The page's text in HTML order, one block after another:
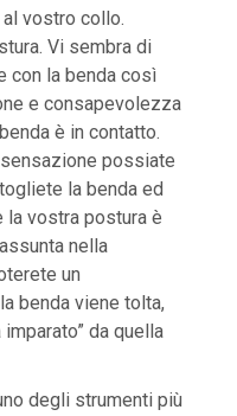
vostro collo.
Vi sembra di
con la benda così
e consapevolezza
è in contatto.
possiate
la benda ed
la vostra postura è
nella
un
benda viene tolta,
da quella
degli strumenti più